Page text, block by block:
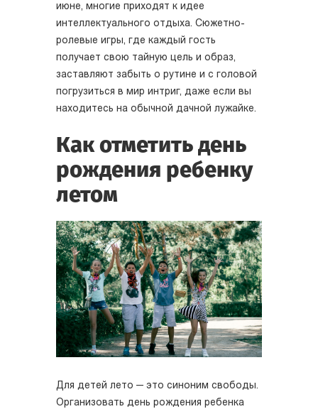
июне, многие приходят к идее
интеллектуального отдыха. Сюжетно-
ролевые игры, где каждый гость
получает свою тайную цель и образ,
заставляют забыть о рутине и с головой
погрузиться в мир интриг, даже если вы
находитесь на обычной дачной лужайке.
Как отметить день
рождения ребенку
летом
Для детей лето — это синоним свободы.
Организовать день рождения ребенка